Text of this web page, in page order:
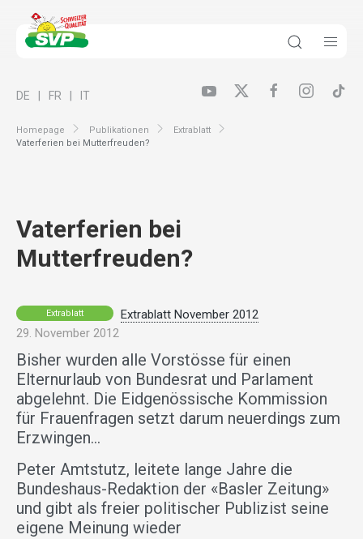
Homepage Publikationen
Extrablatt
Vaterferien bei Mutterfreuden?
DE FR IT
Vaterferien bei
Mutterfreuden?
Extrablatt
Extrablatt November 2012
29. November 2012
Bisher wurden alle Vorstösse für einen
Elternurlaub von Bundesrat und Parlament
abgelehnt. Die Eidgenössische Kommission
für Frauenfragen setzt darum neuerdings zum
Erzwingen…
Peter Amtstutz, leitete lange Jahre die
Bundeshaus-Redaktion der «Basler Zeitung»
und gibt als freier politischer Publizist seine
eigene Meinung wieder